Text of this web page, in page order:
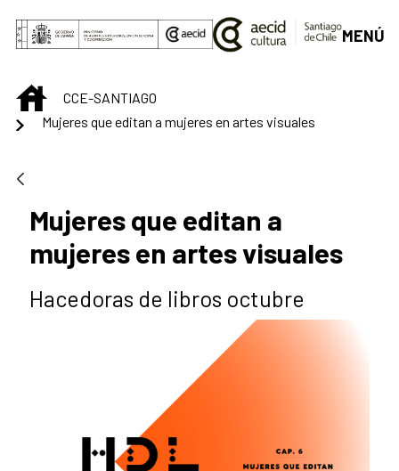
Saltar al contenido principal
MENÚ
INICIOCCE-SANTIAGO
Mujeres que editan a mujeres en artes visuales
Mujeres que editan a
mujeres en artes visuales
Hacedoras de libros octubre